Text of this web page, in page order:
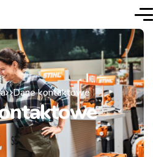
Dane kontaktowe